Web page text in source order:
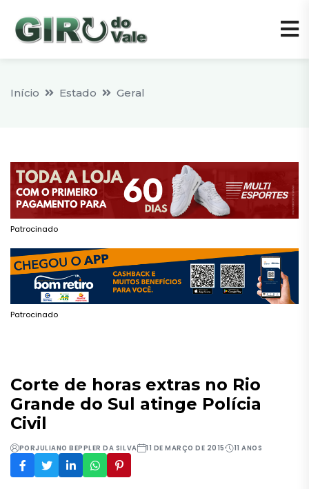
Início Estado Geral
Patrocinado
Patrocinado
Corte de horas extras no Rio
Grande do Sul atinge Polícia
Civil
PORJULIANO BEPPLER DA SILVA 11 DE MARÇO DE 2015 11 ANOS